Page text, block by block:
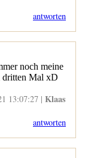
antworten
noch meine
dritten Mal xD
13:07:27 | Klaas
antworten